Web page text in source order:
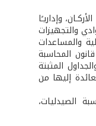
وهي مرتبطة عضويًا برئيـس الأركـان، وإداريـًا
والتجهيزات
والمساعدات
إلى المديرية العامة للإدارة تأمين حجز الاعتمادات اللازمة وفق أحكام المادة 63 من قانون المحاسبة
المثبتة
إليها من
الصيدليات،